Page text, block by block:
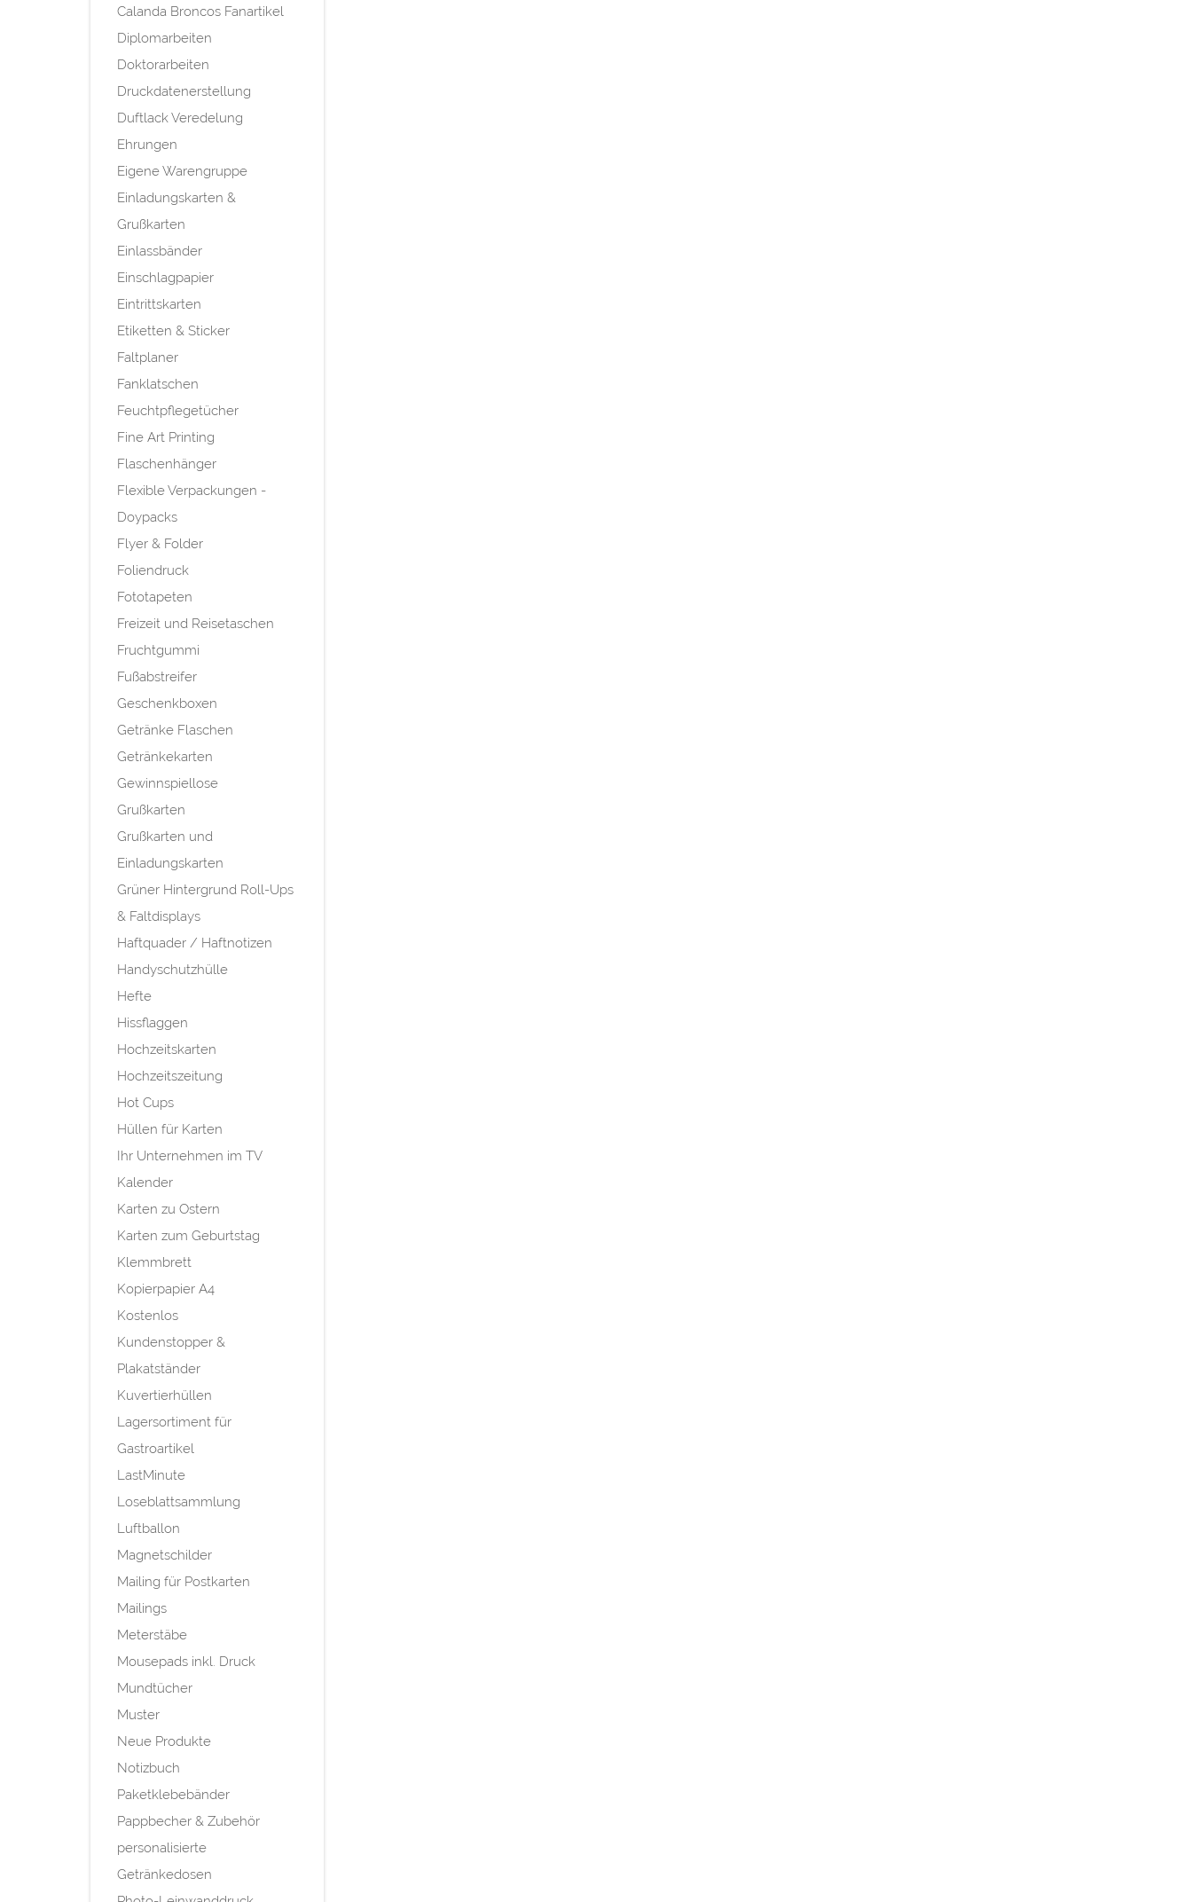
Calanda Broncos Fanartikel
Diplomarbeiten
Doktorarbeiten
Druckdatenerstellung
Duftlack Veredelung
Ehrungen
Eigene Warengruppe
Einladungskarten &
Grußkarten
Einlassbänder
Einschlagpapier
Eintrittskarten
Etiketten & Sticker
Faltplaner
Fanklatschen
Feuchtpflegetücher
Fine Art Printing
Flaschenhänger
Flexible Verpackungen -
Doypacks
Flyer & Folder
Foliendruck
Fototapeten
Freizeit und Reisetaschen
Fruchtgummi
Fußabstreifer
Geschenkboxen
Getränke Flaschen
Getränkekarten
Gewinnspiellose
Grußkarten
Grußkarten und
Einladungskarten
Grüner Hintergrund Roll-Ups
& Faltdisplays
Haftquader / Haftnotizen
Handyschutzhülle
Hefte
Hissflaggen
Hochzeitskarten
Hochzeitszeitung
Hot Cups
Hüllen für Karten
Ihr Unternehmen im TV
Kalender
Karten zu Ostern
Karten zum Geburtstag
Klemmbrett
Kopierpapier A4
Kostenlos
Kundenstopper &
Plakatständer
Kuvertierhüllen
Lagersortiment für
Gastroartikel
LastMinute
Loseblattsammlung
Luftballon
Magnetschilder
Mailing für Postkarten
Mailings
Meterstäbe
Mousepads inkl. Druck
Mundtücher
Muster
Neue Produkte
Notizbuch
Paketklebebänder
Pappbecher & Zubehör
personalisierte
Getränkedosen